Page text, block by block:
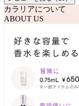
カラリアについて
ABOUT US